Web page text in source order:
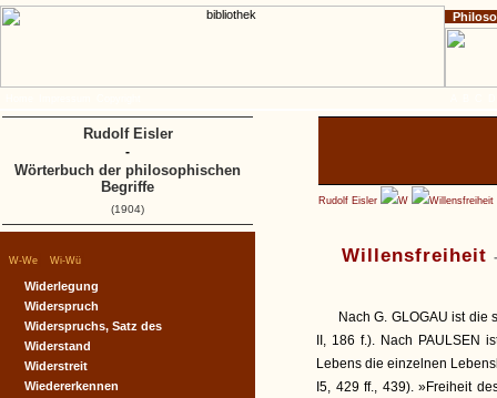
Rudolf Eisler W Willensfreiheit
Willensfreiheit
Nach G. GLOGAU ist
II, 186 f.). Nach PAULSEN
Lebens die einzelnen
I5, 429 ff., 439). »Freiheit
W-We Wi-Wü
Widerlegung
Widerspruch
Widerspruchs, Satz des
Widerstand
Widerstreit
Wiedererkennen
Rudolf Eisler
-
Wörterbuch der philosophischen
Begriffe
(1904)